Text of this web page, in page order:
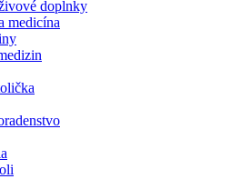
doplnky
medicína